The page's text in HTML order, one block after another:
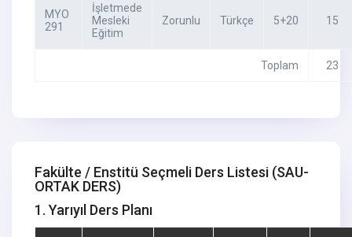
MYO
291
İşletmede
Mesleki
Eğitim
Zorunlu Türkçe 5+20 15
Toplam 23
Fakülte / Enstitü Seçmeli Ders Listesi (SAU-
ORTAK DERS)
1. Yarıyıl Ders Planı